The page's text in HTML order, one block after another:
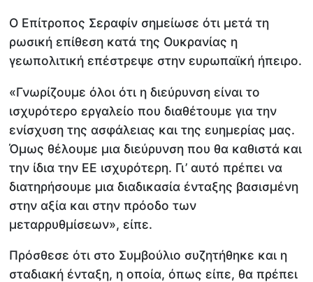
Ο Επίτροπος Σεραφίν σημείωσε ότι μετά τη
ρωσική επίθεση κατά της Ουκρανίας η
γεωπολιτική επέστρεψε στην ευρωπαϊκή ήπειρο.
«Γνωρίζουμε όλοι ότι η διεύρυνση είναι το
ισχυρότερο εργαλείο που διαθέτουμε για την
ενίσχυση της ασφάλειας και της ευημερίας μας.
Όμως θέλουμε μια διεύρυνση που θα καθιστά και
την ίδια την ΕΕ ισχυρότερη. Γι’ αυτό πρέπει να
διατηρήσουμε μια διαδικασία ένταξης βασισμένη
στην αξία και στην πρόοδο των
μεταρρυθμίσεων», είπε.
Πρόσθεσε ότι στο Συμβούλιο συζητήθηκε και η
σταδιακή ένταξη, η οποία, όπως είπε, θα πρέπει